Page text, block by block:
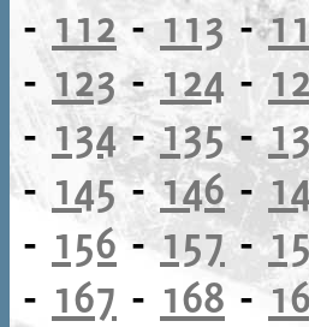
- 112- 113 -
-123-124 -
- 134-135-
- 145-146-
- 156 -157 -
- 167 - 168-